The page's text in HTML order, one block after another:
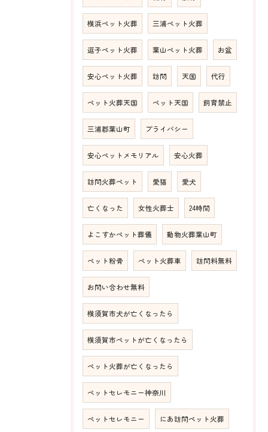
横浜ペット火葬 三浦ペット火葬
逗子ペット火葬 葉山ペット火葬 お盆
安心ペット火葬 訪問 天国 代行
ペット火葬天国 ペット天国 飼育禁止
三浦郡葉山町 プライバシー
安心ペットメモリアル 安心火葬
訪問火葬ペット 愛猫 愛犬
亡くなった 女性火葬士 24時間
よこすかペット葬儀 動物火葬葉山町
ペット粉骨 ペット火葬車 訪問料無料
お問い合わせ無料
横須賀市犬が亡くなったら
横須賀市ペットが亡くなったら
ペット火葬が亡くなったら
ペットセレモニー神奈川
ペットセレモニー にあ訪問ペット火葬